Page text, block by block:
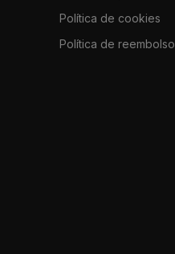
Política de cookies
Política de reembolso